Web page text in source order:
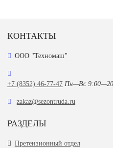
КОНТАКТЫ
ООО "Техномаш"
+7 (8352) 46-77-47 Пн—Вс
zakaz@sezontruda.ru
РАЗДЕЛЫ
Претензионный отдел